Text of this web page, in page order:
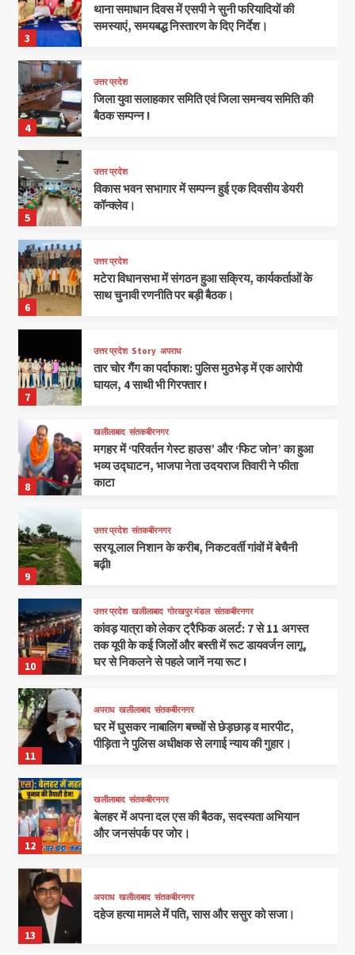
3
थाना समाधान दिवस में एसपी ने सुनी फरियादियों की
समस्याएं, समयबद्ध निस्तारण के दिए निर्देश।
4
उत्तर प्रदेश
जिला युवा सलाहकार समिति एवं जिला समन्वय समिति की
बैठक सम्पन्न !
5
उत्तर प्रदेश
विकास भवन सभागार में सम्पन्न हुई एक दिवसीय डेयरी
कॉन्क्लेव।
6
उत्तर प्रदेश
मटेरा विधानसभा में संगठन हुआ सक्रिय, कार्यकर्ताओं के
साथ चुनावी रणनीति पर बड़ी बैठक।
7
उत्तर प्रदेश Story अपराध
तार चोर गैंग का पर्दाफाश: पुलिस मुठभेड़ में एक आरोपी
घायल, 4 साथी भी गिरफ्तार !
8
खलीलाबाद संतकबीरनगर
मगहर में ‘परिवर्तन गेस्ट हाउस’ और ‘फिट जोन’ का हुआ
भव्य उद्घाटन, भाजपा नेता उदयराज तिवारी ने फीता
काटा
9
उत्तर प्रदेश संतकबीरनगर
सरयू लाल निशान के करीब, निकटवर्ती गांवों में बेचैनी
बढ़ी!
10
उत्तर प्रदेश खलीलाबाद गोरखपुर मंडल संतकबीरनगर
कांवड़ यात्रा को लेकर ट्रैफिक अलर्ट: 7 से 11 अगस्त
तक यूपी के कई जिलों और बस्ती में रूट डायवर्जन लागू,
घर से निकलने से पहले जानें नया रूट !
11
अपराध खलीलाबाद संतकबीरनगर
घर में घुसकर नाबालिग बच्चों से छेड़छाड़ व मारपीट,
पीड़िता ने पुलिस अधीक्षक से लगाई न्याय की गुहार।
12
खलीलाबाद संतकबीरनगर
बेलहर में अपना दल एस की बैठक, सदस्यता अभियान
और जनसंपर्क पर जोर।
13
अपराध खलीलाबाद संतकबीरनगर
दहेज हत्या मामले में पति, सास और ससुर को सजा।